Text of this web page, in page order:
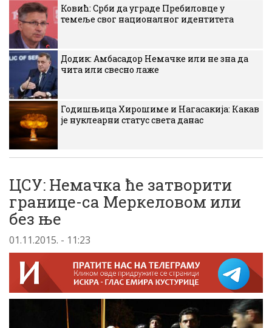
Ковић: Срби да уграде Пребиловце у
темеље свог националног идентитета
Додик: Амбасадор Немачке или не зна да
чита или свесно лаже
Годишњица Хирошиме и Нагасакија: Какав
је нуклеарни статус света данас
ЦСУ: Немачка ће затворити
границе-са Меркеловом или
без ње
01.11.2015. - 11:23